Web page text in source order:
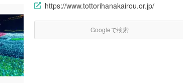
https://www.tottorihanakairou.or.jp/
Googleで検索